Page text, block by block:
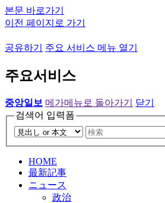
본문 바로가기
이전 페이지로 가기
공유하기 주요 서비스 메뉴 열기
주요서비스
중앙일보 메가메뉴로 돌아가기
닫기
검색어 입력폼
HOME
最新記事
ニュース
政治